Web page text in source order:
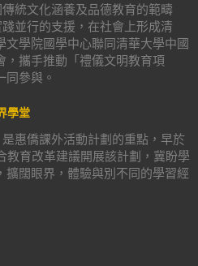
統文化涵養及品德教育的範疇
踐並行的支援，在社會上形成清
學院國學中心聯同清華大學中國
，攜手推動「禮儀文明教育項
同參與。
學堂
是惠僑課外活動計劃的重點，早於
教育改革建議開展該計劃，冀盼學
闊眼界，體驗與別不同的學習經